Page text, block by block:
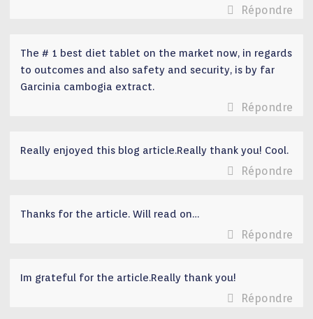
Répondre
The # 1 best diet tablet on the market now, in regards
to outcomes and also safety and security, is by far
Garcinia cambogia extract.
Répondre
Really enjoyed this blog article.Really thank you! Cool.
Répondre
Thanks for the article. Will read on…
Répondre
Im grateful for the article.Really thank you!
Répondre